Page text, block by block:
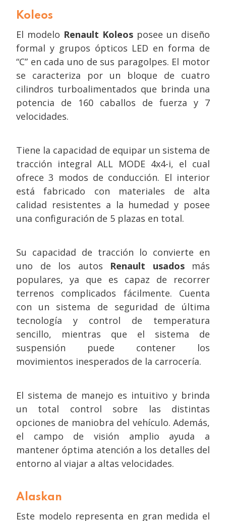
Koleos
El modelo Renault Koleos posee un diseño
formal y grupos ópticos LED en forma de
“C” en cada uno de sus paragolpes. El motor
se caracteriza por un bloque de cuatro
cilindros turboalimentados que brinda una
potencia de 160 caballos de fuerza y 7
velocidades.
Tiene la capacidad de equipar un sistema de
tracción integral ALL MODE 4x4-i, el cual
ofrece 3 modos de conducción. El interior
está fabricado con materiales de alta
calidad resistentes a la humedad y posee
una configuración de 5 plazas en total.
Su capacidad de tracción lo convierte en
uno de los autos Renault usadosmás
populares, ya que es capaz de recorrer
terrenos complicados fácilmente. Cuenta
con un sistema de seguridad de última
tecnología y control de temperatura
sencillo, mientras que el sistema de
suspensión puede contener los
movimientos inesperados de la carrocería.
El sistema de manejo es intuitivo y brinda
un total control sobre las distintas
opciones de maniobra del vehículo. Además,
el campo de visión amplio ayuda a
mantener óptima atención a los detalles del
entorno al viajar a altas velocidades.
Alaskan
Este modelo representa en gran medida el